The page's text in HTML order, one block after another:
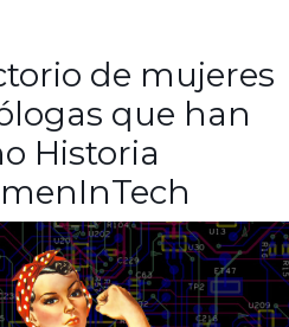
de mujeres
que han
Historia